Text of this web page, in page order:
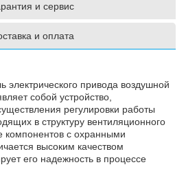
и сервис
и оплата
электрического привода воздушной
собой устройство,
регулировки работы
в структуру вентиляционного
компонентов с охранными
высоким качеством
его надежность в процессе